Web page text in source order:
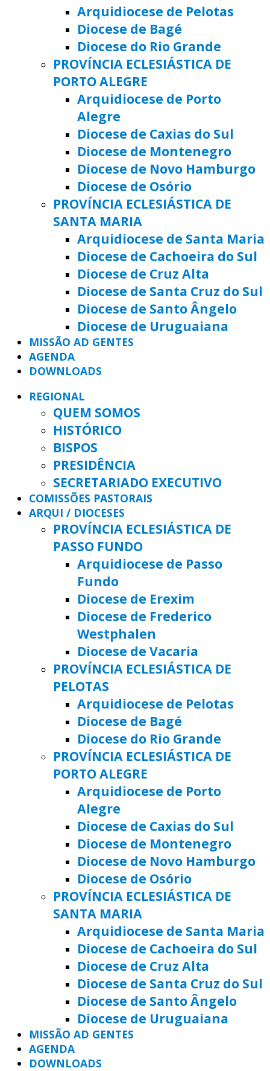
Arquidiocese de Pelotas
Diocese de Bagé
Diocese do Rio Grande
PROVÍNCIA ECLESIÁSTICA DE
PORTO ALEGRE
Arquidiocese de Porto
Alegre
Diocese de Caxias do Sul
Diocese de Montenegro
Diocese de Novo Hamburgo
Diocese de Osório
PROVÍNCIA ECLESIÁSTICA DE
SANTA MARIA
Arquidiocese de Santa Maria
Diocese de Cachoeira do Sul
Diocese de Cruz Alta
Diocese de Santa Cruz do Sul
Diocese de Santo Ângelo
Diocese de Uruguaiana
MISSÃO AD GENTES
AGENDA
DOWNLOADS
REGIONAL
QUEM SOMOS
HISTÓRICO
BISPOS
PRESIDÊNCIA
SECRETARIADO EXECUTIVO
COMISSÕES PASTORAIS
ARQUI / DIOCESES
PROVÍNCIA ECLESIÁSTICA DE
PASSO FUNDO
Arquidiocese de Passo
Fundo
Diocese de Erexim
Diocese de Frederico
Westphalen
Diocese de Vacaria
PROVÍNCIA ECLESIÁSTICA DE
PELOTAS
Arquidiocese de Pelotas
Diocese de Bagé
Diocese do Rio Grande
PROVÍNCIA ECLESIÁSTICA DE
PORTO ALEGRE
Arquidiocese de Porto
Alegre
Diocese de Caxias do Sul
Diocese de Montenegro
Diocese de Novo Hamburgo
Diocese de Osório
PROVÍNCIA ECLESIÁSTICA DE
SANTA MARIA
Arquidiocese de Santa Maria
Diocese de Cachoeira do Sul
Diocese de Cruz Alta
Diocese de Santa Cruz do Sul
Diocese de Santo Ângelo
Diocese de Uruguaiana
MISSÃO AD GENTES
AGENDA
DOWNLOADS